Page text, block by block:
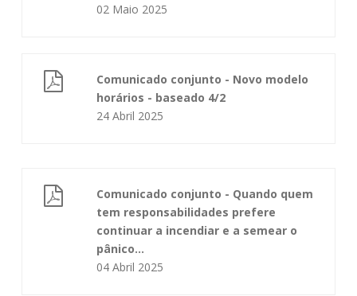
02 Maio 2025
Comunicado conjunto - Novo modelo
horários - baseado 4/2
24 Abril 2025
Comunicado conjunto - Quando quem
tem responsabilidades prefere
continuar a incendiar e a semear o
pânico...
04 Abril 2025